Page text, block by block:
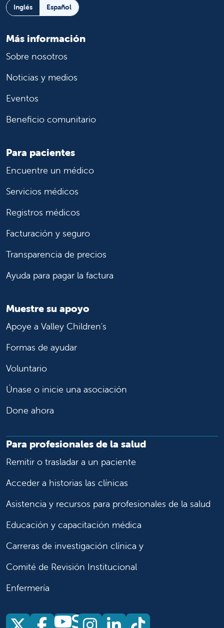
Inglés Español
Más información
Sobre nosotros
Noticias y medios
Eventos
Beneficio comunitario
Para pacientes
Encuentre un médico
Servicios médicos
Registros médicos
Facturación y seguro
Transparencia de precios
Ayuda para pagar la factura
Muestre su apoyo
Apoye a Valley Children's
Formas de ayudar
Voluntario
Únase o inicie una asociación
Done ahora
Para profesionales de la salud
Remitir o trasladar a un paciente
Acceder a historias las clínicas
Asistencia y recursos para profesionales de la salud
Educación y capacitación médica
Carreras de investigación clínica y
Comité de Revisión Institucional
Enfermería
Síganos